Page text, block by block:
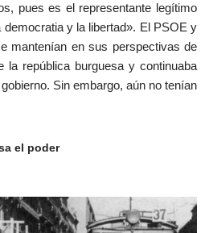
pues es el representante legítimo
democratia y la libertad». El PSOE y
mantenían en sus perspectivas de
la república burguesa y continuaba
Sin embargo, aún no tenían
el poder